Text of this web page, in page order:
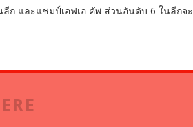
ก และแชมป์เอฟเอ คัพ ส่วนอันดับ 6 ในลีกจะ